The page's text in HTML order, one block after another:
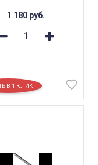
1 180 руб.